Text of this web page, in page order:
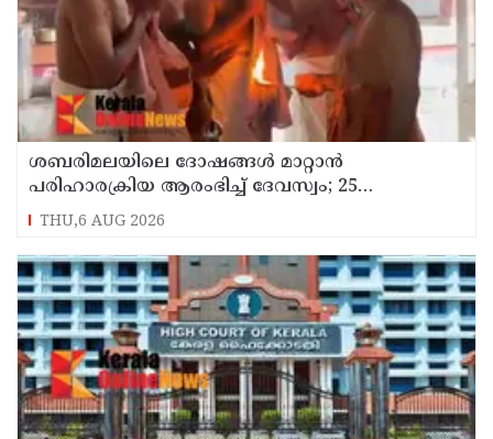
ശബരിമലയിലെ ദോഷങ്ങൾ മാറ്റാൻ
പരിഹാരക്രിയ ആരംഭിച്ച് ദേവസ്വം; 25
ക്ഷേത്രങ്ങളിലും പ്രത്യേക പൂജ
THU,6 AUG 2026